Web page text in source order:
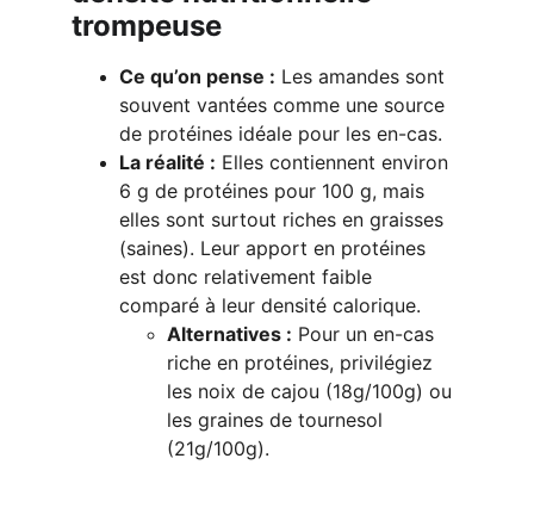
trompeuse
Ce qu’on pense : Les amandes sont
souvent vantées comme une source
de protéines idéale pour les en-cas.
La réalité : Elles contiennent environ
6 g de protéines pour 100 g, mais
elles sont surtout riches en graisses
(saines). Leur apport en protéines
est donc relativement faible
comparé à leur densité calorique.
Alternatives : Pour un en-cas
riche en protéines, privilégiez
les noix de cajou (18g/100g) ou
les graines de tournesol
(21g/100g).